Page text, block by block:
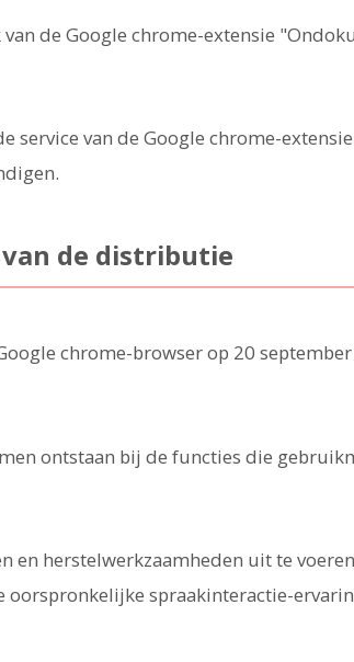
de Google chrome-extensie
service van de Google chrome-extensie
de distributie
chrome-browser op 20
ontstaan bij de functies die
en herstelwerkzaamheden uit te
oorspronkelijke spraakinteractie-